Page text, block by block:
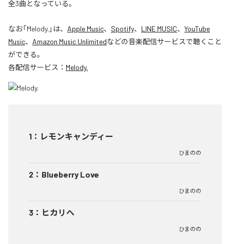
全3曲となっている。
なお「Melody. 」は、 Apple Music、 Spotify、 LINE MUSIC、 YouTube
Music、 Amazon Music Unlimitedなどの音楽配信サービスで聴くこと
ができる。
各配信サービス： Melody.
1 ： レモンキャンディー
ひまのの
2 ： Blueberry Love
ひまのの
3 ： ヒカリヘ
ひまのの